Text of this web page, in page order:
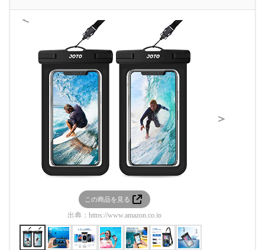
＜
この商品を見る
出典： https://www.amazon.co.jp
＞